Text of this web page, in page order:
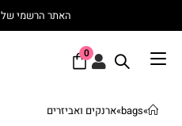
האתר הרשמי של Kipling ישראל
0
»
bags
»ארנקים ואביזרים